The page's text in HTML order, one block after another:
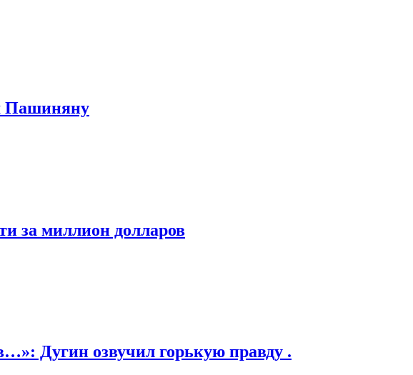
Пашиняну
за миллион долларов
Дугин озвучил горькую правду .